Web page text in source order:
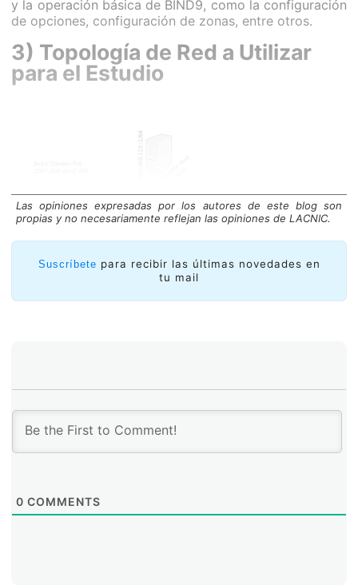
y la operación básica de BIND9, como la configuración
de opciones, configuración de zonas, entre otros.
3) Topología de Red a Utilizar
para el Estudio
Las opiniones expresadas por los autores de este blog son
propias y no necesariamente reflejan las opiniones de LACNIC.
Suscríbete para recibir las últimas novedades en
tu mail
0 COMMENTS